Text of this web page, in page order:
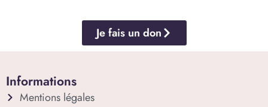
Je fais un don
Informations
Mentions légales